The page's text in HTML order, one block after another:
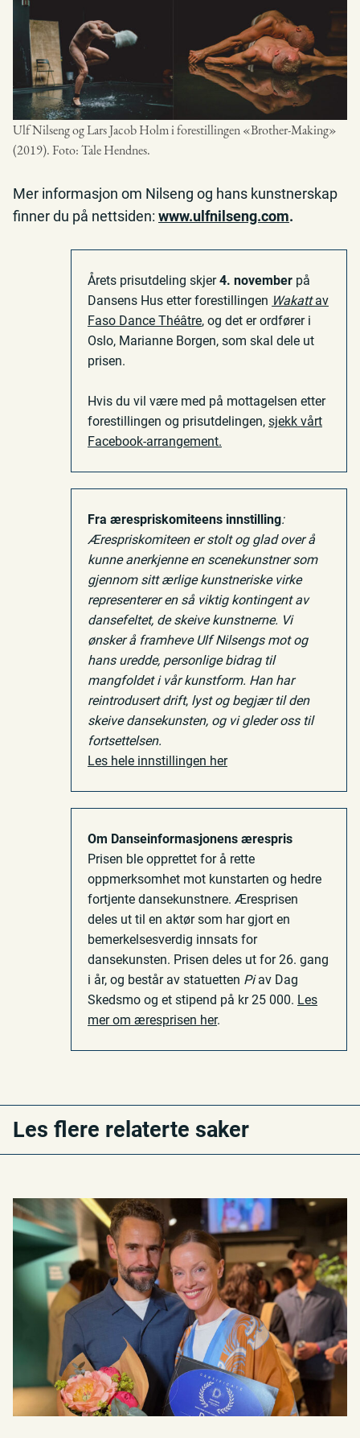
Ulf Nilseng og Lars Jacob Holm i forestillingen «Brother-Making»
(2019). Foto: Tale Hendnes.
Mer informasjon om Nilseng og hans kunstnerskap
finner du på nettsiden: www.ulfnilseng.com.
Årets prisutdeling skjer4. november på
Dansens Hus etter forestillingen Wakattav
Faso Dance Théâtre, og det er ordfører i
Oslo, Marianne Borgen, som skal dele ut
prisen.
Hvis du vil være med på mottagelsen etter
forestillingen og prisutdelingen, sjekk vårt
Facebook-arrangement.
Fra ærespriskomiteens innstilling:
Ærespriskomiteen er stolt og glad over å
kunne anerkjenne en scenekunstner som
gjennom sitt ærlige kunstneriske virke
representerer en så viktig kontingent av
dansefeltet, de skeive kunstnerne. Vi
ønsker å framheve Ulf Nilsengs mot og
hans uredde, personlige bidrag til
mangfoldet i vår kunstform. Han har
reintrodusert drift, lyst og begjær til den
skeive dansekunsten, og vi gleder oss til
fortsettelsen.
Les hele innstillingen her
Om Danseinformasjonens ærespris
Prisen ble opprettet for å rette
oppmerksomhet mot kunstarten og hedre
fortjente dansekunstnere. Æresprisen
deles ut til en aktør som har gjort en
bemerkelsesverdig innsats for
dansekunsten. Prisen deles ut for 26. gang
i år, og består av statuetten Piav Dag
Skedsmo og et stipend på kr 25 000. Les
mer om æresprisen her.
Les flere relaterte saker